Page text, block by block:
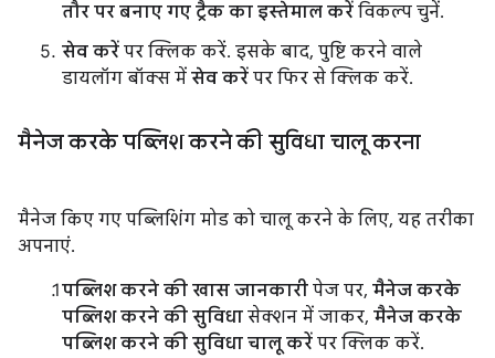
तौर पर बनाए गए ट्रैक का इस्तेमाल करें विकल्प चुनें.
सेव करें पर क्लिक करें. इसके बाद, पुष्टि करने वाले
डायलॉग बॉक्स में सेव करें पर फिर से क्लिक करें.
मैनेज करके पब्लिश करने की सुविधा चालू करना
मैनेज किए गए पब्लिशिंग मोड को चालू करने के लिए, यह तरीका
अपनाएं.
पब्लिश करने की खास जानकारी पेज पर, मैनेज करके
पब्लिश करने की सुविधा सेक्शन में जाकर, मैनेज करके
पब्लिश करने की सुविधा चालू करें पर क्लिक करें.